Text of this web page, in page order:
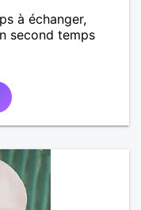
à échanger,
second temps